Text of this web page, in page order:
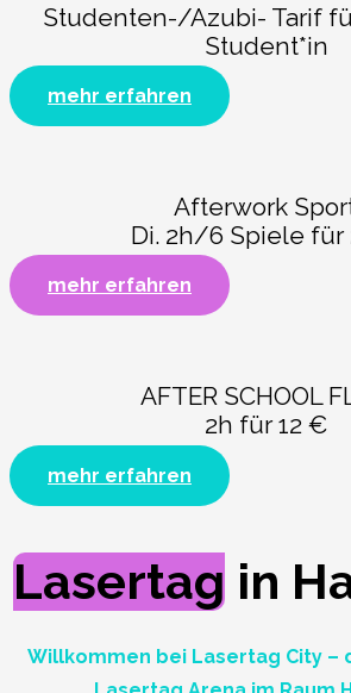
Studenten-/Azubi- Tarif
Student*in
mehr erfahren
Afterwork
Di. 2h/6 Spiele für
mehr erfahren
AFTER SCHOOL
2h für 12 €
mehr erfahren
Lasertag in
Willkommen bei Lasertag City –